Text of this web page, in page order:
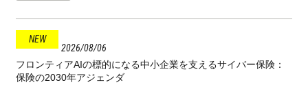
2026 08 06
フロンティアAIの標的になる中小企業を支えるサイバー保険：
保険の2030年アジェンダ